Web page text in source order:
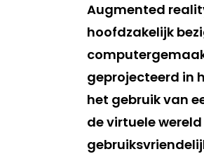
Augmented
hoofdzakelijk
geprojecteerd in
het gebruik van
de virtuele